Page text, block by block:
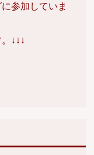
参加していま
↓↓↓